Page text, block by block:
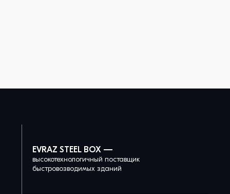
EVRAZ STEEL BOX —
высокотехнологичный поставщик
быстровозводимых зданий